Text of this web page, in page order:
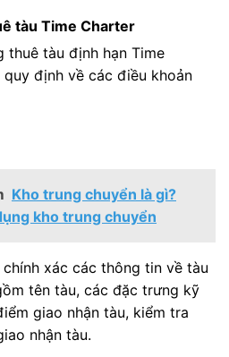
tàu Time Charter
thuê tàu định hạn Time
định về các điều khoản
Kho trung chuyển là gì?
kho trung chuyển
xác các thông tin về tàu
tên tàu, các đặc trưng kỹ
giao nhận tàu, kiểm tra
nhận tàu.